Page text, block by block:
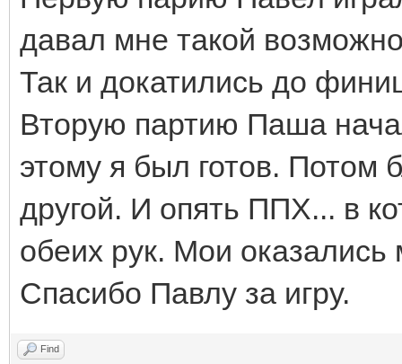
давал мне такой
Так и докатились до
Вторую партию Паша
этому я был готов. Потом
другой. И опять ППХ... в
обеих рук. Мои
Спасибо Павлу за игру.
Find